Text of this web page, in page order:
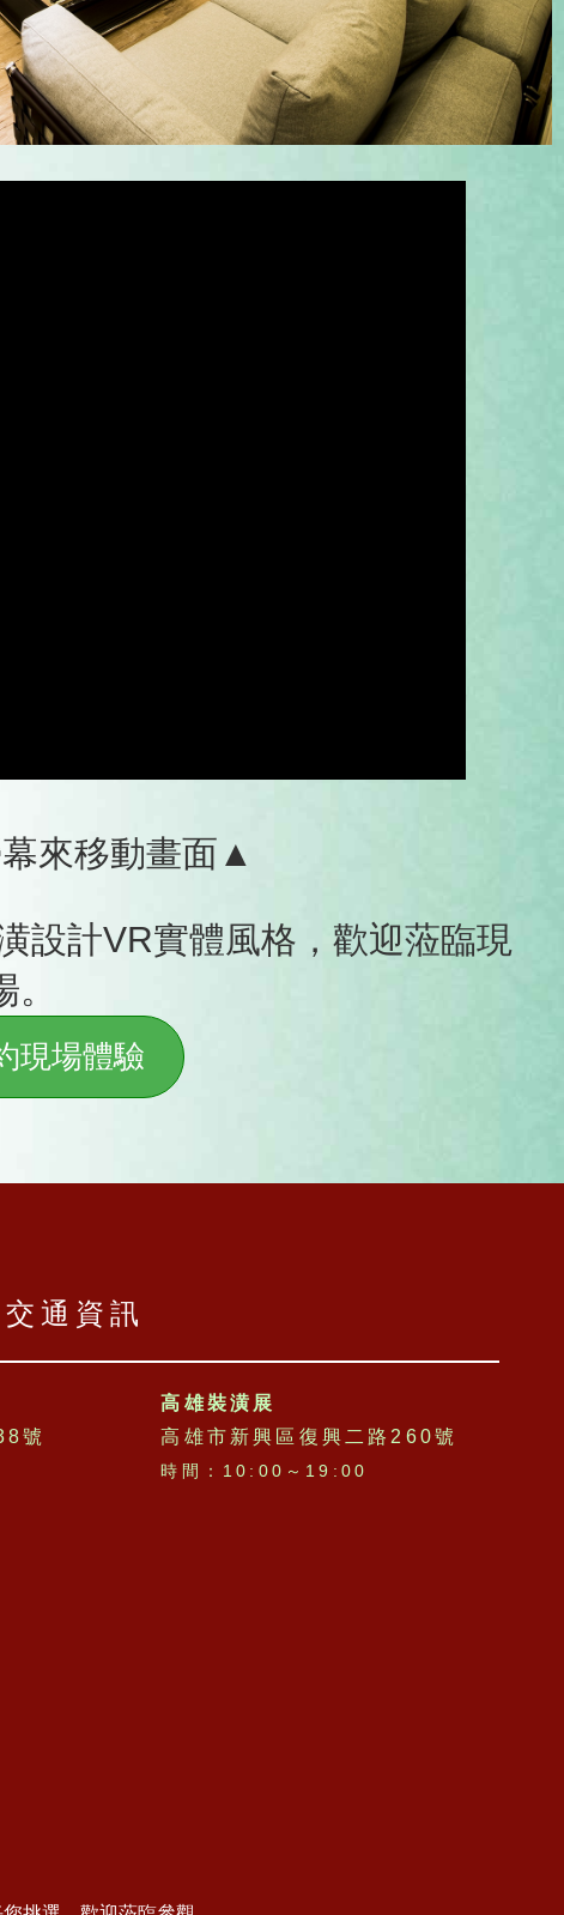
來移動畫面▲
設計VR實體風格，歡迎蒞臨現
。
現場體驗
交通資訊
號
高雄裝潢展
高雄市新興區復興二路260號
時間：10:00～19:00